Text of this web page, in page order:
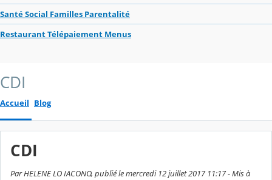
Santé Social Familles Parentalité
Restaurant Télépaiement Menus
CDI
Accueil Blog
CDI
Par HELENE LO IACONO, publié le mercredi 12 juillet 2017 11:17 - Mis à